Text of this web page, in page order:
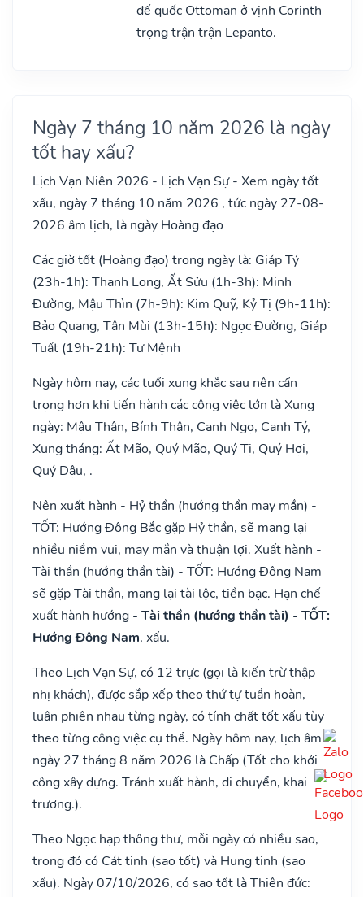
đế quốc Ottoman ở vịnh Corinth
trọng trận trận Lepanto.
Ngày 7 tháng 10 năm 2026 là ngày
tốt hay xấu?
Lịch Vạn Niên 2026 - Lịch Vạn Sự - Xem ngày tốt
xấu, ngày 7 tháng 10 năm 2026 , tức ngày 27-08-
2026 âm lịch, là ngày Hoàng đạo
Các giờ tốt (Hoàng đạo) trong ngày là: Giáp Tý
(23h-1h): Thanh Long, Ất Sửu (1h-3h): Minh
Đường, Mậu Thìn (7h-9h): Kim Quỹ, Kỷ Tị (9h-11h):
Bảo Quang, Tân Mùi (13h-15h): Ngọc Đường, Giáp
Tuất (19h-21h): Tư Mệnh
Ngày hôm nay, các tuổi xung khắc sau nên cẩn
trọng hơn khi tiến hành các công việc lớn là Xung
ngày: Mậu Thân, Bính Thân, Canh Ngọ, Canh Tý,
Xung tháng: Ất Mão, Quý Mão, Quý Tị, Quý Hợi,
Quý Dậu, .
Nên xuất hành - Hỷ thần (hướng thần may mắn) -
TỐT: Hướng Đông Bắc gặp Hỷ thần, sẽ mang lại
nhiều niềm vui, may mắn và thuận lợi. Xuất hành -
Tài thần (hướng thần tài) - TỐT: Hướng Đông Nam
sẽ gặp Tài thần, mang lại tài lộc, tiền bạc. Hạn chế
xuất hành hướng - Tài thần (hướng thần tài) - TỐT:
Hướng Đông Nam, xấu.
Theo Lịch Vạn Sự, có 12 trực (gọi là kiến trừ thập
nhị khách), được sắp xếp theo thứ tự tuần hoàn,
luân phiên nhau từng ngày, có tính chất tốt xấu tùy
theo từng công việc cụ thể. Ngày hôm nay, lịch âm
ngày 27 tháng 8 năm 2026 là Chấp (Tốt cho khởi
công xây dựng. Tránh xuất hành, di chuyển, khai
trương.).
Theo Ngọc hạp thông thư, mỗi ngày có nhiều sao,
trong đó có Cát tinh (sao tốt) và Hung tinh (sao
xấu). Ngày 07/10/2026, có sao tốt là Thiên đức: